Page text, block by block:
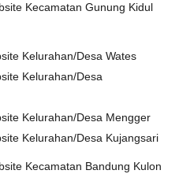
Kecamatan Gunung Kidul
Kelurahan/Desa Wates
Kelurahan/Desa
Kelurahan/Desa Mengger
Kelurahan/Desa Kujangsari
Kecamatan Bandung Kulon